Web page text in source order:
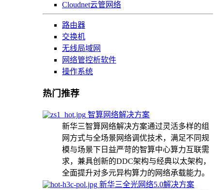
Cloudnet云管网络
路由器
交换机
无线局域网
网络管控析软件
操作系统
热门推荐
智算网络解决方案
新华三智算网络解决方案通过灵活多样的组
网方式与全场景网络调优技术，满足不同规
模与场景下日益严苛的智算中心算力互联需
求，兼具创新的DDC架构与经典以太架构，
全面提升对多元异构算力的网络承载能力。
新华三全光网络5.0解决方案